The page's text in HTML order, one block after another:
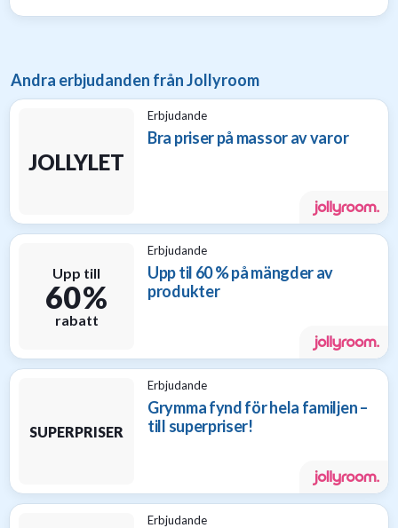
Andra erbjudanden från Jollyroom
JOLLYLET
Erbjudande
Bra priser på massor av varor
Upp till
60 %
rabatt
Erbjudande
Upp til 60 % på mängder av
produkter
SUPERPRISER
Erbjudande
Grymma fynd för hela familjen –
till superpriser!
Erbjudande